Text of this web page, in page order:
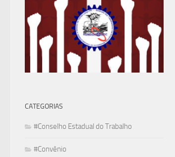
CATEGORIAS
#Conselho Estadual do Trabalho
#Convênio